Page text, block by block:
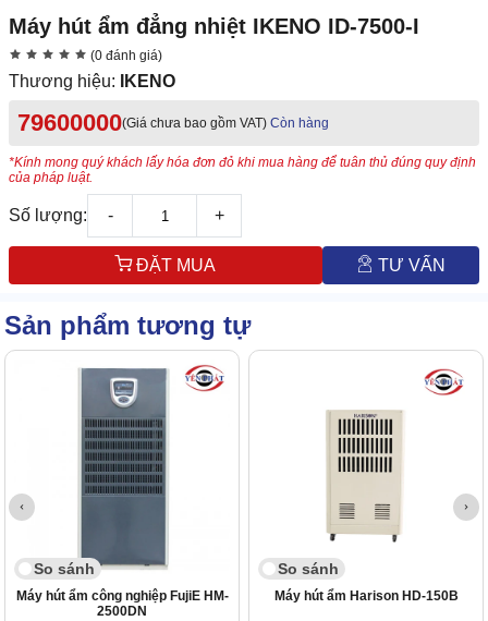
Máy hút ẩm đẳng nhiệt IKENO ID-7500-I
(0 đánh giá)
Thương hiệu: IKENO
79600000(Giá chưa bao gồm VAT) Còn hàng
*Kính mong quý khách lấy hóa đơn đỏ khi mua hàng để tuân thủ đúng quy định
của pháp luật.
Số lượng: - +
ĐẶT MUA TƯ VẤN
Sản phẩm tương tự
So sánh
Máy hút ẩm công nghiệp FujiE HM-
2500DN
So sánh
Máy hút ẩm Harison HD-150B